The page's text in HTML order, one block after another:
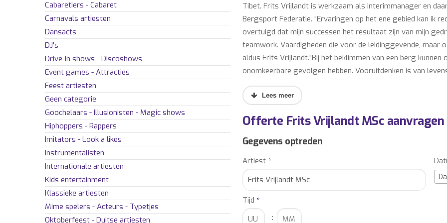
Cabaretiers - Cabaret
Carnavals artiesten
Dansacts
DJ's
Drive-In shows - Discoshows
Event games - Attracties
Feest artiesten
Geen categorie
Goochelaars - Illusionisten - Magic shows
Hiphoppers - Rappers
Imitators - Look a likes
Instrumentalisten
Internationale artiesten
Kids entertainment
Klassieke artiesten
Mime spelers - Acteurs - Typetjes
Oktoberfeest - Duitse artiesten
Tibet. Frits Vrijlandt is werkzaam als interimmanager en
Bergsport Federatie. “Ervaringen op het ene gebied kan ik
overtuigd dat mijn successen het resultaat zijn van mijn
teamwork. Vaardigheden die voor de leidinggevende, maar
aldus Frits Vrijlandt.“Bij het beklimmen van een berg
onomkeerbare gevolgen hebben. Vooruitdenken is van
uitvoering. Je moet dan op de juiste momenten het
expeditieklimmen, brengt een mens terug naar de basis van
je passie; extreme koude, sneeuwstormen, de ijle lucht van
te kiezen voor zo’n riskante onderneming, waarbij succes
Orde van Oranje-Nassau) voor zijn wereldwijde alpine
bergsport beoefent en verspreidt.In 2012 werd Frits
en Bergsport Federatie UIAA, welke is aangesloten bij het
veelgevraagde deskundige voor televisie, radio,
inspirerende wijze in op diverse aspecten van
bergwereld. Aan de hand van imposante beelden en een
Offerte Frits Vrijlandt MSc aanvragen
Gegevens optreden
Artiest *
Tijd *
: